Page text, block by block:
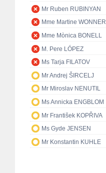
Mr Ruben RUBINYAN
Mme Martine WONNER
Mme Mònica BONELL
M. Pere LÓPEZ
Ms Tarja FILATOV
Mr Andrej ŠIRCELJ
Mr Miroslav NENUTIL
Ms Annicka ENGBLOM
Mr František KOPŘIVA
Ms Gyde JENSEN
Mr Konstantin KUHLE